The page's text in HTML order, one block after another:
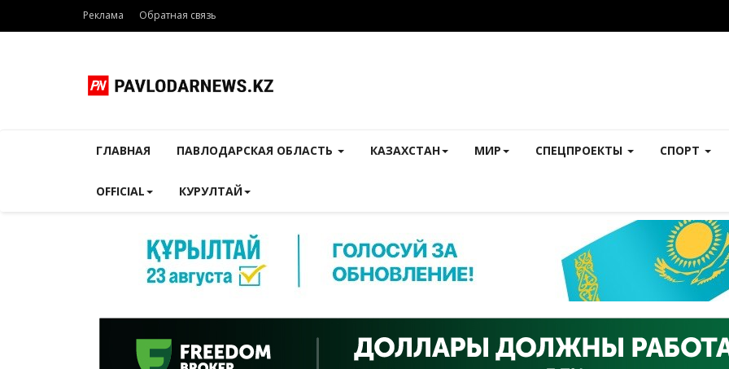
Реклама Обратная связь
ГЛАВНАЯ ПАВЛОДАРСКАЯ ОБЛАСТЬ КАЗАХСТАН МИР СПЕЦПРОЕКТЫ СПОРТ
OFFICIAL КУРУЛТАЙ